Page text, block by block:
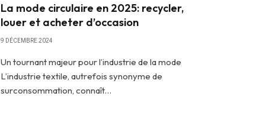
La mode circulaire en 2025: recycler,
louer et acheter d’occasion
9 DÉCEMBRE 2024
Un tournant majeur pour l’industrie de la mode
L’industrie textile, autrefois synonyme de
surconsommation, connaît…